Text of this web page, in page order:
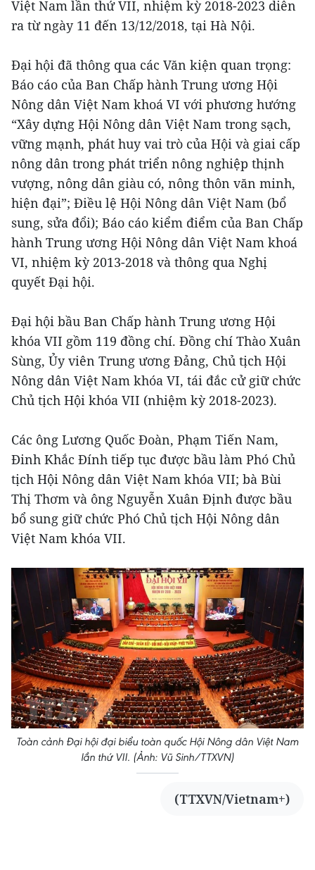
Việt Nam lần thứ VII, nhiệm kỳ 2018-2023 diễn
ra từ ngày 11 đến 13/12/2018, tại Hà Nội.
Đại hội đã thông qua các Văn kiện quan trọng:
Báo cáo của Ban Chấp hành Trung ương Hội
Nông dân Việt Nam khoá VI với phương hướng
“Xây dựng Hội Nông dân Việt Nam trong sạch,
vững mạnh, phát huy vai trò của Hội và giai cấp
nông dân trong phát triển nông nghiệp thịnh
vượng, nông dân giàu có, nông thôn văn minh,
hiện đại”; Điều lệ Hội Nông dân Việt Nam (bổ
sung, sửa đổi); Báo cáo kiểm điểm của Ban Chấp
hành Trung ương Hội Nông dân Việt Nam khoá
VI, nhiệm kỳ 2013-2018 và thông qua Nghị
quyết Đại hội.
Đại hội bầu Ban Chấp hành Trung ương Hội
khóa VII gồm 119 đồng chí. Đồng chí Thào Xuân
Sùng, Ủy viên Trung ương Đảng, Chủ tịch Hội
Nông dân Việt Nam khóa VI, tái đắc cử giữ chức
Chủ tịch Hội khóa VII (nhiệm kỳ 2018-2023).
Các ông Lương Quốc Đoàn, Phạm Tiến Nam,
Đinh Khắc Đính tiếp tục được bầu làm Phó Chủ
tịch Hội Nông dân Việt Nam khóa VII; bà Bùi
Thị Thơm và ông Nguyễn Xuân Định được bầu
bổ sung giữ chức Phó Chủ tịch Hội Nông dân
Việt Nam khóa VII.
Toàn cảnh Đại hội đại biểu toàn quốc Hội Nông dân Việt Nam
lần thứ VII. (Ảnh: Vũ Sinh/TTXVN)
(TTXVN/Vietnam+)